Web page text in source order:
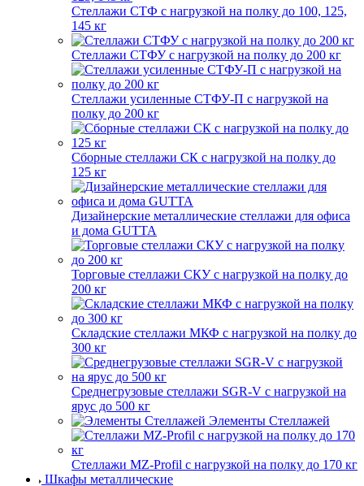
Стеллажи СТФ с нагрузкой на полку до 100, 125,
145 кг
Стеллажи СТФУ с нагрузкой на полку до 200 кг
Стеллажи усиленные СТФУ-П с нагрузкой на
полку до 200 кг
Сборные стеллажи СК с нагрузкой на полку до
125 кг
Дизайнерские металлические стеллажи для офиса
и дома GUTTA
Торговые стеллажи СКУ с нагрузкой на полку до
200 кг
Складские стеллажи МКФ с нагрузкой на полку до
300 кг
Среднегрузовые стеллажи SGR-V с нагрузкой на
ярус до 500 кг
Элементы Стеллажей
Стеллажи MZ-Profil с нагрузкой на полку до 170 кг
Шкафы металлические